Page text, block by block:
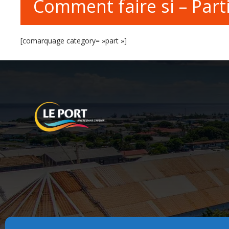
Comment faire si –
[comarquage category= »part »]